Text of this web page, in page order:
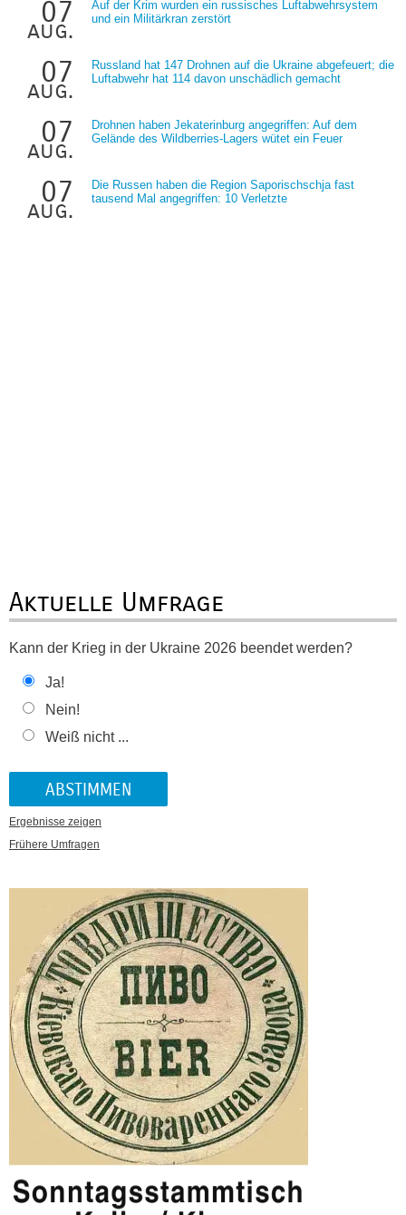
07
aug.
Auf der Krim wurden ein russisches Luftabwehrsystem
und ein Militärkran zerstört
07
aug.
Russland hat 147 Drohnen auf die Ukraine abgefeuert; die
Luftabwehr hat 114 davon unschädlich gemacht
07
aug.
Drohnen haben Jekaterinburg angegriffen: Auf dem
Gelände des Wildberries-Lagers wütet ein Feuer
07
aug.
Die Russen haben die Region Saporischschja fast
tausend Mal angegriffen: 10 Verletzte
Aktuelle Umfrage
Kann der Krieg in der Ukraine 2026 beendet werden?
Ja!
Nein!
Weiß nicht ...
Ergebnisse zeigen
Frühere Umfragen